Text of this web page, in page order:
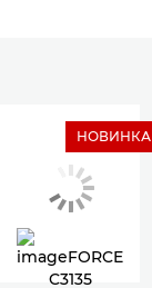
НОВИНКА